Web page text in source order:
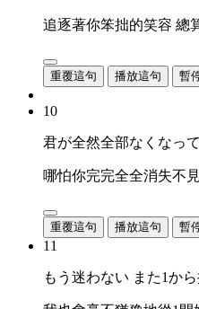
追逐著你笨拙的笑容 總
重覆這句 播放這句 暫
10
君が全然全部なくなっ
哪怕你完完全全消失不
重覆這句 播放這句 暫
11
もう迷わない また1か